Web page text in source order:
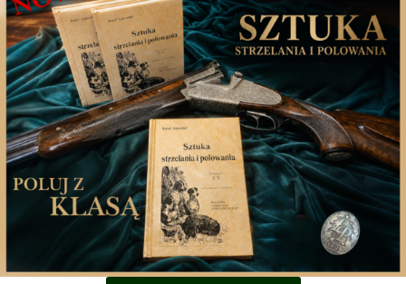
Udostępnij Twitter WhatsApp
Poprzedni artykuł Następny artykuł